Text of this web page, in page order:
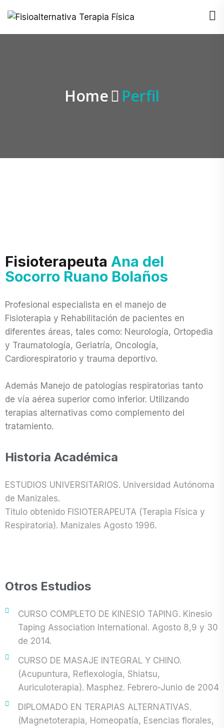
Home Perfil
Fisioterapeuta Ana del
Socorro Ruano Bolaños
Profesional especialista en el manejo de
Fisioterapia y Rehabilitación de pacientes en
diferentes áreas, tales como: Neurología, Ortopedia
y Traumatología, Geriatría, Oncología,
Cardiorespiratorio y trauma deportivo.
Además Manejo de patologías respiratorias tanto
de vía aérea superior como inferior. Utilizando
terapias alternativas como complemento del
tratamiento.
Historia Académica
ESTUDIOS UNIVERSITARIOS. Universidad Autónoma
de Manizales.
Titulo obtenido FISIOTERAPEUTA (Terapia Física y
Respiratoria). Manizales Agosto 1996.
Otros Estudios
CURSO COMPLETO DE KINESIO TAPING. Kinesio
Taping Association International. Agosto 8,9 y 30
de 2014.
CURSO DE MASAJE INTEGRAL Y CHINO.
(Acupuntura, Reflexología, Shiatsu,
Auriculoterapia). Masphez. Febrero-Junio de 2004
DIPLOMADO EN TERAPIAS ALTERNATIVAS.
(Magnetoterapia, Homeopatía, Esencias florales,